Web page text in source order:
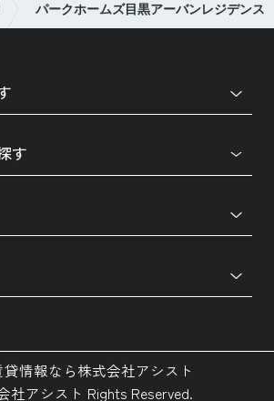
パークホームズ目黒アーバンレジデンス
す
情報なら株式会社アシスト
社アシスト Rights Reserved.